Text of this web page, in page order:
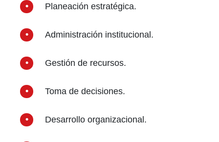
Planeación estratégica.
Administración institucional.
Gestión de recursos.
Toma de decisiones.
Desarrollo organizacional.